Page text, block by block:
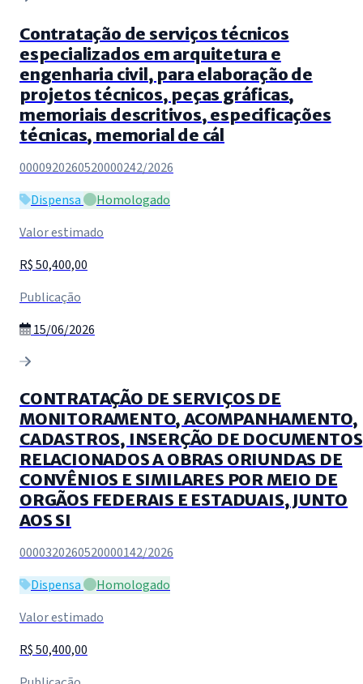
Contratação de serviços técnicos
especializados em arquitetura e
engenharia civil, para elaboração de
projetos técnicos, peças gráficas,
memoriais descritivos, especificações
técnicas, memorial de cál
0000920260520000242/2026
Dispensa
Homologado
Valor estimado
R$ 50,400,00
Publicação
15/06/2026
CONTRATAÇÃO DE SERVIÇOS DE
MONITORAMENTO, ACOMPANHAMENTO,
CADASTROS, INSERÇÃO DE DOCUMENTOS
RELACIONADOS A OBRAS ORIUNDAS DE
CONVÊNIOS E SIMILARES POR MEIO DE
ORGÃOS FEDERAIS E ESTADUAIS, JUNTO
AOS SI
0000320260520000142/2026
Dispensa
Homologado
Valor estimado
R$ 50,400,00